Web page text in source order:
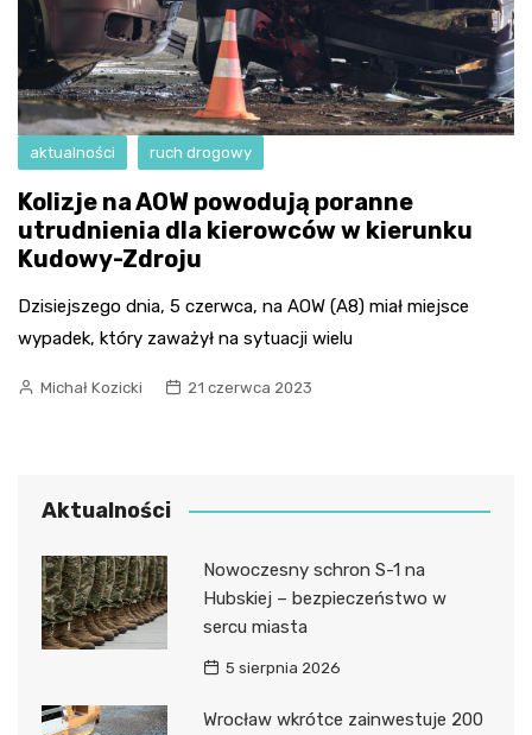
aktualności ruch drogowy
Kolizje na AOW powodują poranne
utrudnienia dla kierowców w kierunku
Kudowy-Zdroju
Dzisiejszego dnia, 5 czerwca, na AOW (A8) miał miejsce
wypadek, który zaważył na sytuacji wielu
Michał Kozicki 21 czerwca 2023
Aktualności
Nowoczesny schron S-1 na
Hubskiej – bezpieczeństwo w
sercu miasta
5 sierpnia 2026
Wrocław wkrótce zainwestuje 200